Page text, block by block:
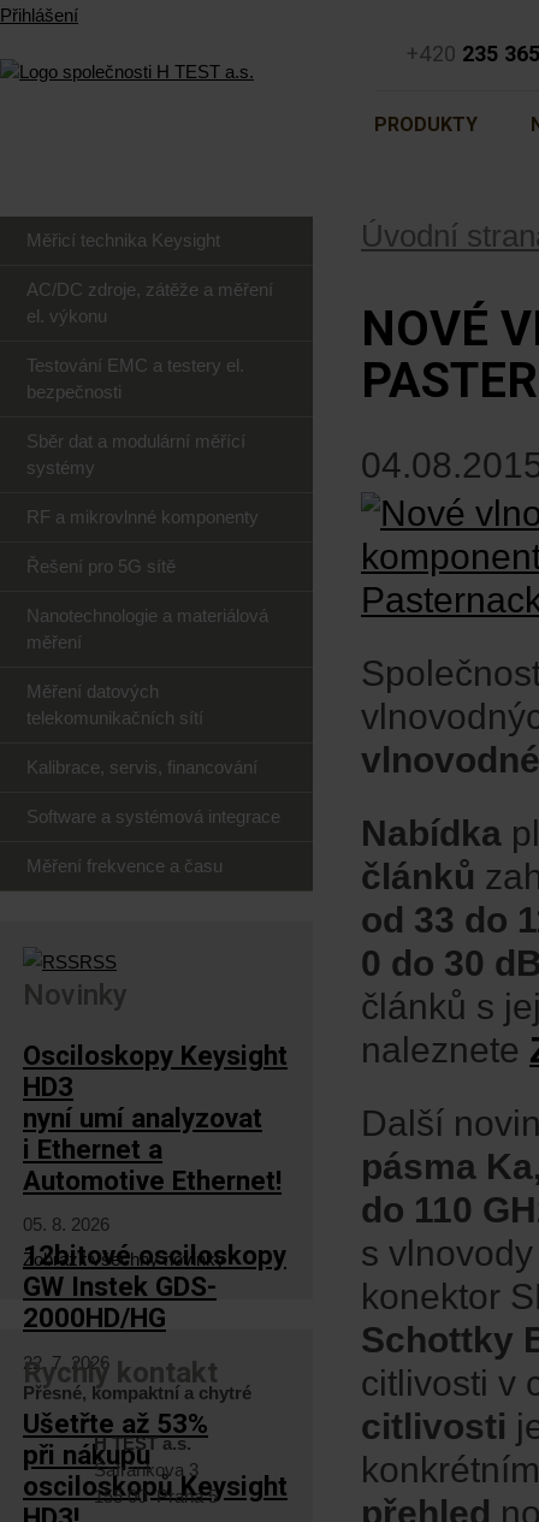
+420 235
PRODUKTY
Přihlášení
Úvodní
NOVÉ
Nabídka
článků
od 33 do
0 do 30
článků s
naleznete
Další
pásma
do 110
s
konektor
Schottky
citlivosti v
citlivosti
přehled
Měřicí technika Keysight
AC/DC zdroje, zátěže a měření
el. výkonu
Testování EMC a testery el.
bezpečnosti
Sběr dat a modulární měřící
systémy
RF a mikrovlnné komponenty
Řešení pro 5G sítě
Nanotechnologie a materiálová
měření
Měření datových
telekomunikačních sítí
Kalibrace, servis, financování
Software a systémová integrace
Měření frekvence a času
RSS
Novinky
Osciloskopy Keysight
HD3
nyní umí analyzovat
i Ethernet a
Automotive Ethernet!
05. 8. 2026
12bitové osciloskopy
GW Instek GDS-
2000HD/HG
22. 7. 2026
Přesné, kompaktní a chytré
Ušetřte až 53%
při nákupu
osciloskopů Keysight
Zobrazit všechny novinky
Rychlý kontakt
H TEST a.s.
Šafránkova 3
155 00 Praha 5